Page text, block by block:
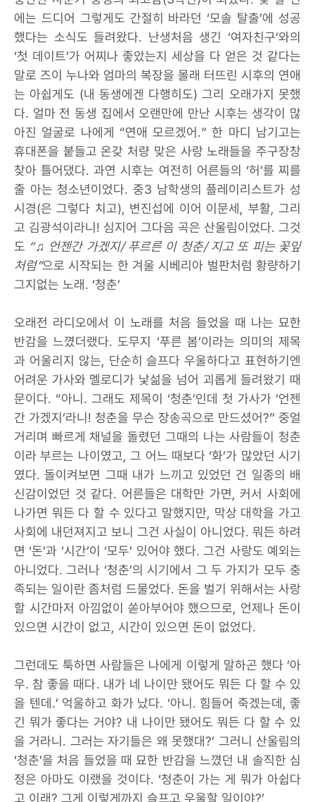
에는 드디어 그렇게도 간절히 바라던 ‘모솔 탈출’에 성공
했다는 소식도 들려왔다. 난생처음 생긴 ‘여자친구’와의
‘첫 데이트’가 어찌나 좋았는지 세상을 다 얻은 것 같다는
말로 즈이 누나와 엄마의 복장을 몰래 터뜨린 시후의 연애
는 아쉽게도 (내 동생에겐 다행히도) 그리 오래가지 못했
다. 얼마 전 동생 집에서 오랜만에 만난 시후는 생각이 많
아진 얼굴로 나에게 “연애 모르겠어.” 한 마디 남기고는
휴대폰을 붙들고 온갖 처량 맞은 사랑 노래들을 주구장창
찾아 틀어댔다. 과연 시후는 여전히 어른들의 ‘허’를 찌를
줄 아는 청소년이었다. 중3 남학생의 플레이리스트가 성
시경(은 그렇다 치고), 변진섭에 이어 이문세, 부활, 그리
고 김광석이라니! 심지어 그다음 곡은 산울림이었다. 그것
도 “♫ 언젠간 가겠지/ 푸르른 이 청춘/ 지고 또 피는 꽃잎
처럼”으로 시작되는 한 겨울 시베리아 벌판처럼 황량하기
그지없는 노래. ‘청춘’
오래전 라디오에서 이 노래를 처음 들었을 때 나는 묘한
반감을 느꼈더랬다. 도무지 ‘푸른 봄’이라는 의미의 제목
과 어울리지 않는, 단순히 슬프다 우울하다고 표현하기엔
어려운 가사와 멜로디가 낯섦을 넘어 괴롭게 들려왔기 때
문이다. “아니. 그래도 제목이 ‘청춘’인데 첫 가사가 ‘언젠
간 가겠지’라니! 청춘을 무슨 장송곡으로 만드셨어?” 중얼
거리며 빠르게 채널을 돌렸던 그때의 나는 사람들이 청춘
이라 부르는 나이였고, 그 어느 때보다 ‘화’가 많았던 시기
였다. 돌이켜보면 그때 내가 느끼고 있었던 건 일종의 배
신감이었던 것 같다. 어른들은 대학만 가면, 커서 사회에
나가면 뭐든 다 할 수 있다고 말했지만, 막상 대학을 가고
사회에 내던져지고 보니 그건 사실이 아니었다. 뭐든 하려
면 ‘돈’과 ‘시간’이 ‘모두’ 있어야 했다. 그건 사랑도 예외는
아니었다. 그러나 ‘청춘’의 시기에서 그 두 가지가 모두 충
족되는 일이란 좀처럼 드물었다. 돈을 벌기 위해서는 사랑
할 시간마저 아낌없이 쏟아부어야 했으므로, 언제나 돈이
있으면 시간이 없고, 시간이 있으면 돈이 없었다.
그런데도 툭하면 사람들은 나에게 이렇게 말하곤 했다 ‘아
우. 참 좋을 때다. 내가 네 나이만 됐어도 뭐든 다 할 수 있
을 텐데.’ 억울하고 화가 났다. ‘아니. 힘들어 죽겠는데, 좋
긴 뭐가 좋다는 거야? 내 나이만 됐어도 뭐든 다 할 수 있
을 거라니. 그러는 자기들은 왜 못했대?’ 그러니 산울림의
‘청춘’을 처음 들었을 때 묘한 반감을 느꼈던 내 솔직한 심
정은 아마도 이랬을 것이다. ‘청춘이 가는 게 뭐가 아쉽다
고 이래? 그게 이렇게까지 슬프고 우울할 일이야?’